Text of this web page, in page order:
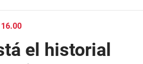
16.00
el historial